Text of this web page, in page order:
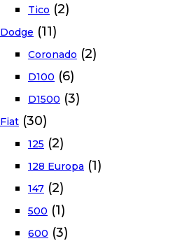
Tico (2)
Dodge (11)
Coronado (2)
D100 (6)
D1500 (3)
Fiat (30)
125 (2)
128 Europa (1)
147 (2)
500 (1)
600 (3)